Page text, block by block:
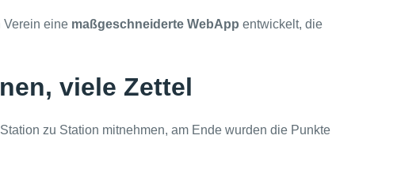
Verein eine maßgeschneiderte WebApp entwickelt, die
viele Zettel
zu Station mitnehmen, am Ende wurden die Punkte